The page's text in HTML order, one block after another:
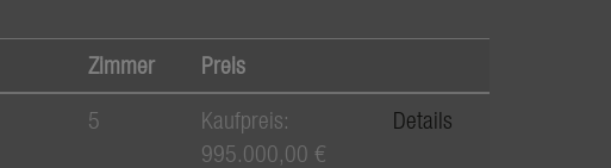
Zimmer
Preis
5
Kaufpreis:
995.000,00 €
Details